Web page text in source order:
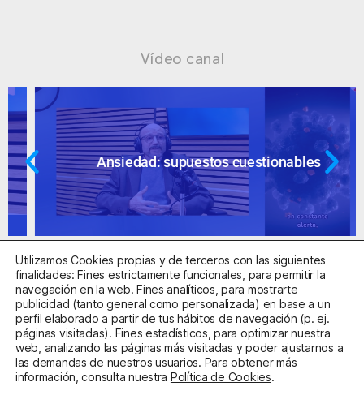
Vídeo canal
Ansiedad: supuestos cuestionables
Centro Sanitario Autorizado con el código E08737002
Aviso LegalPolítica de PrivacidadPolítica de Cookies
Utilizamos Cookies propias y de terceros con las siguientes
finalidades: Fines estrictamente funcionales, para permitir la
navegación en la web. Fines analíticos, para mostrarte
publicidad (tanto general como personalizada) en base a un
perfil elaborado a partir de tus hábitos de navegación (p. ej.
páginas visitadas). Fines estadísticos, para optimizar nuestra
web, analizando las páginas más visitadas y poder ajustarnos a
las demandas de nuestros usuarios. Para obtener más
información, consulta nuestra Política de Cookies.